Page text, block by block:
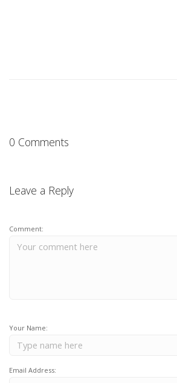
0 Comments
Leave a Reply
Comment:
Your Name:
Email Address: